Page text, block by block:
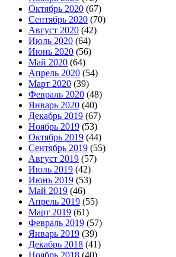
Октябрь 2020 (67)
Сентябрь 2020 (70)
Август 2020 (42)
Июль 2020 (64)
Июнь 2020 (56)
Май 2020 (64)
Апрель 2020 (54)
Март 2020 (39)
Февраль 2020 (48)
Январь 2020 (40)
Декабрь 2019 (67)
Ноябрь 2019 (53)
Октябрь 2019 (44)
Сентябрь 2019 (55)
Август 2019 (57)
Июль 2019 (42)
Июнь 2019 (53)
Май 2019 (46)
Апрель 2019 (55)
Март 2019 (61)
Февраль 2019 (57)
Январь 2019 (39)
Декабрь 2018 (41)